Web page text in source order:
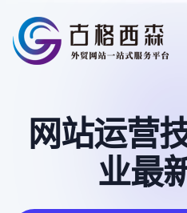
网站运营
业最